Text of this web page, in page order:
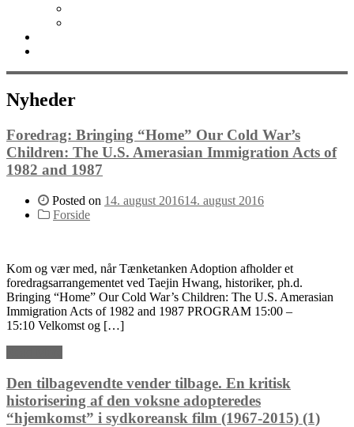
Nyheder
Foredrag: Bringing “Home” Our Cold War’s
Children: The U.S. Amerasian Immigration Acts of
1982 and 1987
Posted on 14. august 201614. august 2016
Forside
Kom og vær med, når Tænketanken Adoption afholder et
foredragsarrangementet ved Taejin Hwang, historiker, ph.d.
Bringing “Home” Our Cold War’s Children: The U.S. Amerasian
Immigration Acts of 1982 and 1987 PROGRAM 15:00 –
15:10 Velkomst og […]
Den tilbagevendte vender tilbage. En kritisk
historisering af den voksne adopteredes
“hjemkomst” i sydkoreansk film (1967-2015) (1)